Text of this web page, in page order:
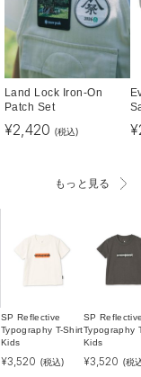
Land Lock Iron-On
Patch Set
¥2,420 (税込) ¥
もっと見る
SP Reflective
Typography T-Shirt
Kids
¥3,520 (税込)
SP
Typography
Kids
¥3,520 (税